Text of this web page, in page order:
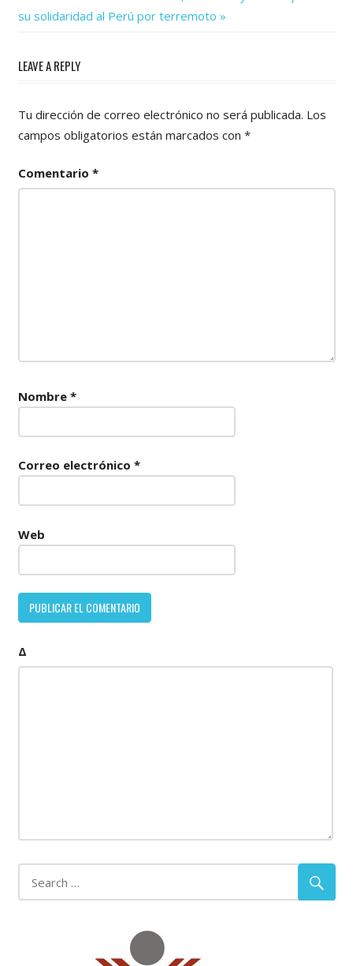
entradas
Post:
su solidaridad al Perú por terremoto
LEAVE A REPLY
Tu dirección de correo electrónico no será publicada. Los
campos obligatorios están marcados con *
Comentario *
Nombre *
Correo electrónico *
Web
Δ